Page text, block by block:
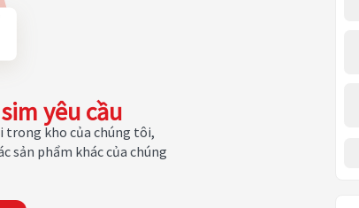
yêu cầu
trong kho của chúng tôi,
sản phẩm khác của chúng